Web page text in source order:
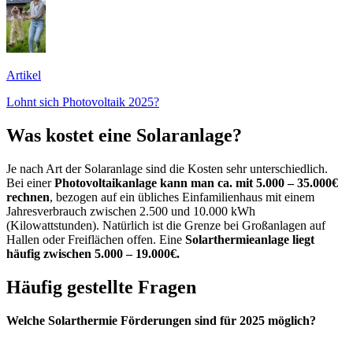
Artikel
Lohnt sich Photovoltaik 2025?
Was kostet eine Solaranlage?
Je nach Art der Solaranlage sind die Kosten sehr unterschiedlich.
Bei einerPhotovoltaikanlage kann man ca. mit 5.000 – 35.000€
rechnen, bezogen auf ein übliches Einfamilienhaus mit einem
Jahresverbrauch zwischen 2.500 und 10.000 kWh
(Kilowattstunden). Natürlich ist die Grenze bei Großanlagen auf
Hallen oder Freiflächen offen. Eine Solarthermieanlage liegt
häufig zwischen 5.000 – 19.000€.
Häufig gestellte Fragen
Welche Solarthermie Förderungen sind für 2025 möglich?